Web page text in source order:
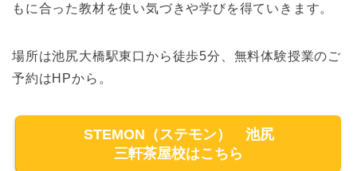
もに合った教材を使い気づきや学びを得ていきます。
場所は池尻大橋駅東口から徒歩5分、無料体験授業のご
予約はHPから。
STEMON（ステモン） 池尻
三軒茶屋校はこちら